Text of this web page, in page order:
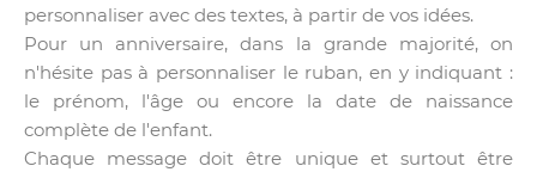
personnaliser avec des textes, à partir de vos idées.
Pour un anniversaire, dans la grande majorité, on
n'hésite pas à personnaliser le ruban, en y indiquant :
le prénom, l'âge ou encore la date de naissance
complète de l'enfant.
Chaque message doit être unique et surtout être